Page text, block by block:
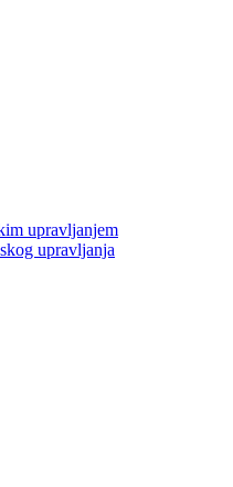
upravljanjem
upravljanja